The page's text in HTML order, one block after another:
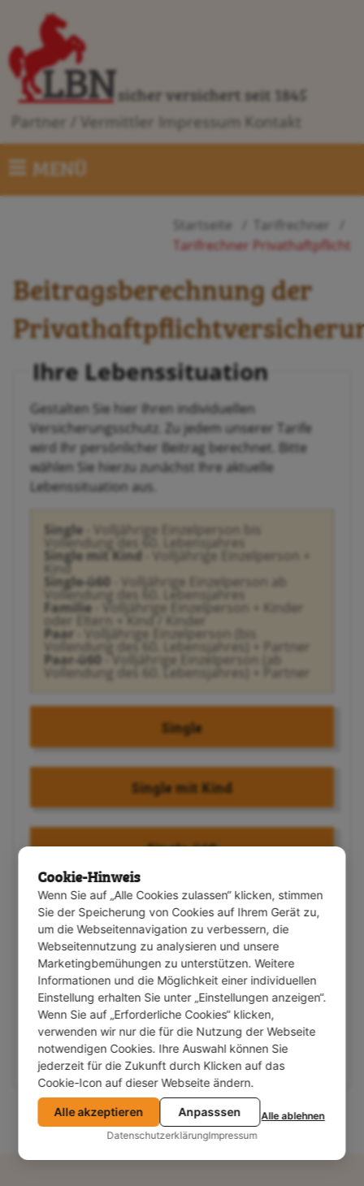
sicher versichert seit 1845
Partner / Vermittler Impressum Kontakt
MENÜ
Startseite
Tarifrechner
Tarifrechner Privathaftpflicht
Beitragsberechnung der
Ihre Lebenssituation
Gestalten Sie hier Ihren individuellen
Versicherungsschutz. Zu jedem unserer Tarife
wird Ihr persönlicher Beitrag berechnet. Bitte
wählen Sie hierzu zunächst Ihre aktuelle
Lebenssituation aus.
Single - Volljährige Einzelperson bis
Vollendung des 60. Lebensjahres
Single mit Kind - Volljährige Einzelperson +
Single-ü60 - Volljährige Einzelperson ab
Vollendung des 60. Lebensjahres
Familie - Volljährige Einzelperson + Kinder
oder Eltern + Kind / Kinder
Paar - Volljährige Einzelperson (bis
Vollendung des 60. Lebensjahres) + Partner
Paar-ü60 - Volljährige Einzelperson (ab
Vollendung des 60. Lebensjahres) + Partner
Single
Single mit Kind
Single-ü60
Familie
Paar
Paar-ü60
Cookie-Hinweis
Wenn Sie auf „Alle Cookies zulassen“ klicken, stimmen
Sie der Speicherung von Cookies auf Ihrem Gerät zu,
um die Webseitennavigation zu verbessern, die
Webseitennutzung zu analysieren und unsere
Marketingbemühungen zu unterstützen. Weitere
Informationen und die Möglichkeit einer individuellen
Einstellung erhalten Sie unter „Einstellungen anzeigen“.
Wenn Sie auf „Erforderliche Cookies“ klicken,
verwenden wir nur die für die Nutzung der Webseite
notwendigen Cookies. Ihre Auswahl können Sie
jederzeit für die Zukunft durch Klicken auf das
Cookie-Icon auf dieser Webseite ändern.
Alle akzeptieren Anpasssen
Alle ablehnen
DatenschutzerklärungImpressum